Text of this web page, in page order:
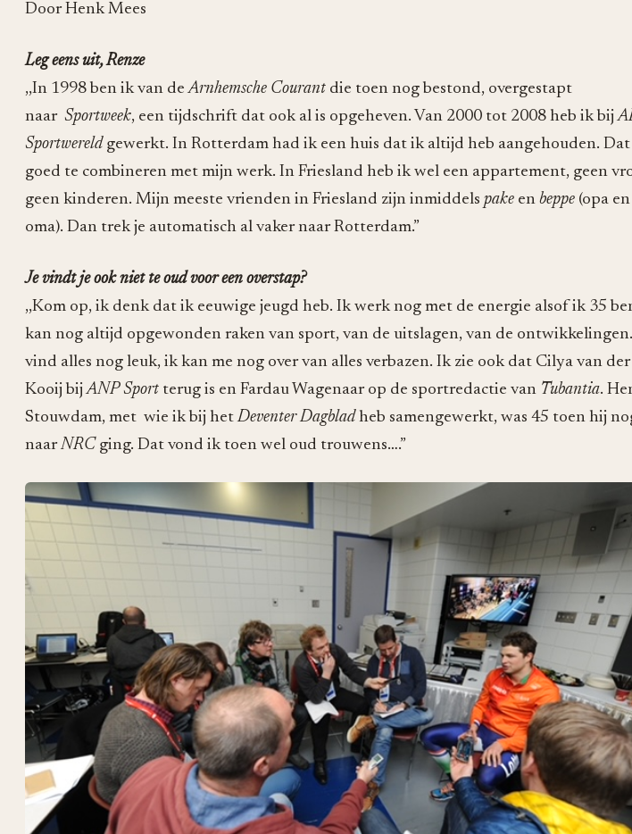
Door Henk Mees
Leg eens uit, Renze
,,In 1998 ben ik van deArnhemsche Courant die toen nog bestond, overgestapt
naar Sportweek, een tijdschrift dat ook al is opgeheven. Van 2000 tot 2008 heb ik bij
Sportwereldgewerkt. In Rotterdam had ik een huis dat ik altijd heb aangehouden.
goed te combineren met mijn werk. In Friesland heb ik wel een appartement, geen
geen kinderen. Mijn meeste vrienden in Friesland zijn inmiddels pake en beppe (opa en
oma). Dan trek je automatisch al vaker naar Rotterdam.”
Je vindt je ook niet te oud voor een overstap?
,,Kom op, ik denk dat ik eeuwige jeugd heb. Ik werk nog met de energie alsof ik 35
kan nog altijd opgewonden raken van sport, van de uitslagen, van de
vind alles nog leuk, ik kan me nog over van alles verbazen. Ik zie ook dat Cilya van der
Kooij bijANP Sport terug is en Fardau Wagenaar op de sportredactie van Tubantia.
Stouwdam, met wie ik bij hetDeventer Dagbladheb samengewerkt, was 45 toen hij
naarNRCging. Dat vond ik toen wel oud trouwens….”